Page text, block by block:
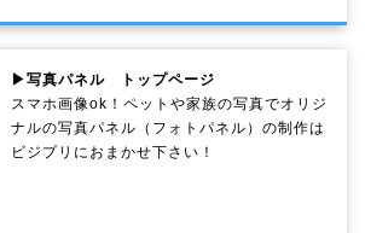
▶写真パネル トップページ
スマホ画像ok！ペットや家族の写真でオリジ
ナルの写真パネル（フォトパネル）の制作は
ビジプリにおまかせ下さい！